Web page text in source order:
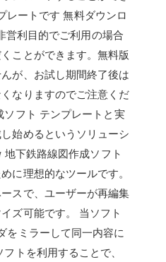
ートです 無料ダウンロ
営利目的でご利用の場合
ことができます。無料版
が、お試し期間終了後は
なりますのでご注意くだ
フト テンプレートと実
始めるというソリューシ
下鉄路線図作成ソフト
に理想的なツールです。
スで、ユーザーが再編集
ズ可能です。 当ソフト
をミラーして同一内容に
トを利用することで、